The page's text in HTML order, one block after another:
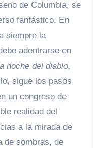
de Columbia, se
fantástico. En
siempre la
adentrarse en
noche del diablo,
sigue los pasos
un congreso de
realidad del
a la mirada de
de sombras, de